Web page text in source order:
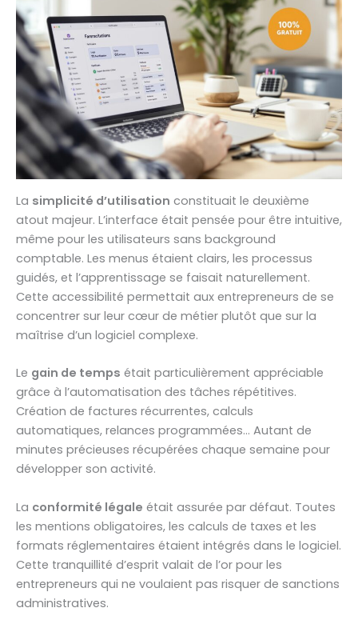
La simplicité d’utilisation constituait le deuxième
atout majeur. L’interface était pensée pour être intuitive,
même pour les utilisateurs sans background
comptable. Les menus étaient clairs, les processus
guidés, et l’apprentissage se faisait naturellement.
Cette accessibilité permettait aux entrepreneurs de se
concentrer sur leur cœur de métier plutôt que sur la
maîtrise d’un logiciel complexe.
Le gain de temps était particulièrement appréciable
grâce à l’automatisation des tâches répétitives.
Création de factures récurrentes, calculs
automatiques, relances programmées… Autant de
minutes précieuses récupérées chaque semaine pour
développer son activité.
La conformité légale était assurée par défaut. Toutes
les mentions obligatoires, les calculs de taxes et les
formats réglementaires étaient intégrés dans le logiciel.
Cette tranquillité d’esprit valait de l’or pour les
entrepreneurs qui ne voulaient pas risquer de sanctions
administratives.